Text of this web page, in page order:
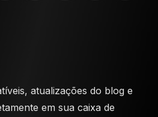
atualizações do blog e
em sua caixa de